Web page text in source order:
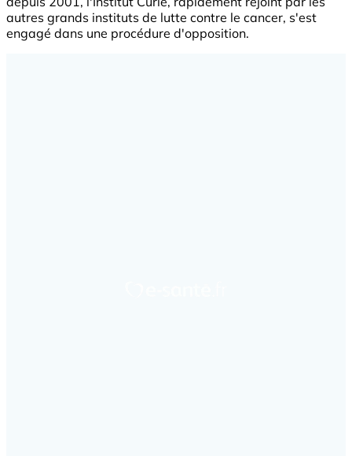
autres grands instituts de lutte contre le cancer, s'est
engagé dans une procédure d'opposition.